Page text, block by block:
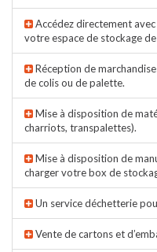
Accédez directement
votre espace de stockage
Réception de
de colis ou de palette.
Mise à disposition de
charriots, transpalettes).
Mise à disposition de
charger votre box de
Un service déchetterie
Vente de cartons et